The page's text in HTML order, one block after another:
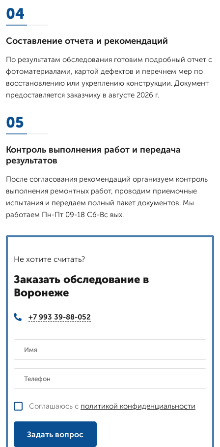
04
Составление отчета и рекомендаций
По результатам обследования готовим подробный отчет с
фотоматериалами, картой дефектов и перечнем мер по
восстановлению или укреплению конструкции. Документ
предоставляется заказчику в августе 2026 г.
05
Контроль выполнения работ и передача
результатов
После согласования рекомендаций организуем контроль
выполнения ремонтных работ, проводим приемочные
испытания и передаем полный пакет документов. Мы
работаем Пн-Пт 09-18 Сб-Вс вых.
Не хотите считать?
Заказать обследование в
Воронеже
+7 993 39-88-052
Соглашаюсь с политикой конфиденциальности
Задать вопрос